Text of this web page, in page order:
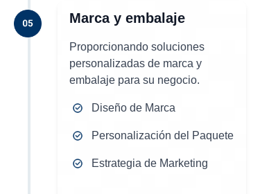
Proporcionando soluciones
personalizadas de marca y
embalaje para su negocio.
Diseño de Marca
Personalización del Paquete
Estrategia de Marketing
Marca y embalaje